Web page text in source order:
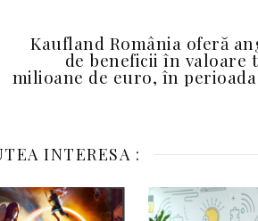
Kaufland România oferă
de beneficii în valoare
milioane de euro, în
INTERESA :